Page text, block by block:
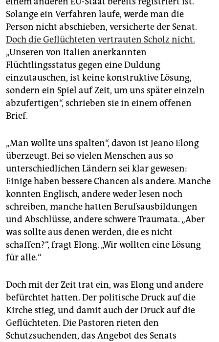
Solange ein Verfahren laufe, werde man die
Person nicht abschieben, versicherte der Senat.
Doch die Geflüchteten vertrauten Scholz nicht.
„Unseren von Italien anerkannten
Flüchtlingsstatus gegen eine Duldung
einzutauschen, ist keine konstruktive Lösung,
sondern ein Spiel auf Zeit, um uns später einzeln
abzufertigen“, schrieben sie in einem offenen
Brief.
„Man wollte uns spalten“, davon ist Jeano Elong
überzeugt. Bei so vielen Menschen aus so
unterschiedlichen Ländern sei klar gewesen:
Einige haben bessere Chancen als andere. Manche
konnten Englisch, andere weder lesen noch
schreiben, manche hatten Berufsausbildungen
und Abschlüsse, andere schwere Traumata. „Aber
was sollte aus denen werden, die es nicht
schaffen?“, fragt Elong. „Wir wollten eine Lösung
für alle.“
Doch mit der Zeit trat ein, was Elong und andere
befürchtet hatten. Der politische Druck auf die
Kirche stieg, und damit auch der Druck auf die
Geflüchteten. Die Pastoren rieten den
Schutzsuchenden, das Angebot des Senats